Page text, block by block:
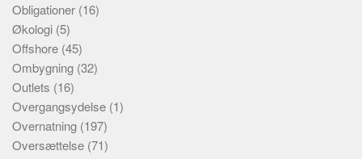
Obligationer (16)
Økologi (5)
Offshore (45)
Ombygning (32)
Outlets (16)
Overgangsydelse (1)
Overnatning (197)
Oversættelse (71)